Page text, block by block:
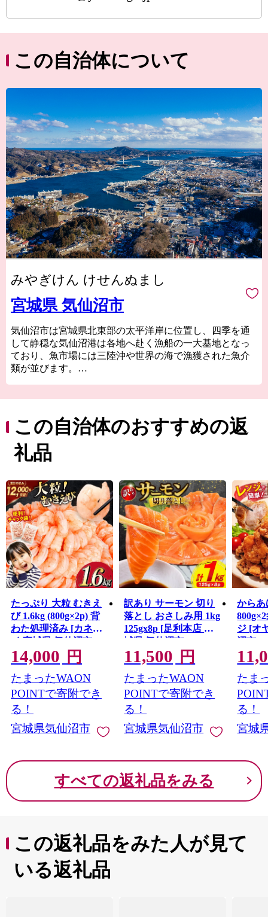
この自治体について
みやぎけん けせんぬまし
宮城県 気仙沼市
気仙沼市は宮城県北東部の太平洋岸に位置し、四季を通
して静穏な気仙沼港は各地へ赴く漁船の一大基地となっ
ており、魚市場には三陸沖や世界の海で漁獲された魚介
類が並びます。
人気の気仙沼ホルモンなどがあり、美食の街としての一
面も持っています。
東日本大震災では大きな被害を受けましたが、温かい御
支援により一歩ずつ復興の道を歩んでいます。「世界と
い。
この自治体のおすすめの返
礼品
たっぷり 大粒 むきえ
び 1.6kg (800g×2p) 背
わた処理済み [カネダ
イ 宮城県 気仙沼市
20564351] えび 冷凍 剥
き海老 むきエビ 海鮮
業務用 バラ凍結 剥き
えび むき海老 魚介 エ
ビ 海老 小分け むき身
14,000 円
たまったWAON
POINTで寄附でき
る！
宮城県気仙沼市
訳あり サーモン 切り
落とし おさしみ用 1kg
125gx8p [足利本店 宮
城県 気仙沼市
20564313] 魚 魚介類 鮭
お刺し身 刺し身 刺身
生 生食 個包装 チリ銀
鮭 銀鮭 海鮮 海鮮丼 魚
介
11,500 円
たまったWAON
POINTで寄附でき
る！
宮城県気仙沼市
からあ
ジ [オ
沼市
冷凍
調理
み か
凍食品
かず
まみ
たま
る！
宮城
すべての返礼品をみる
この返礼品をみた人が見て
いる返礼品